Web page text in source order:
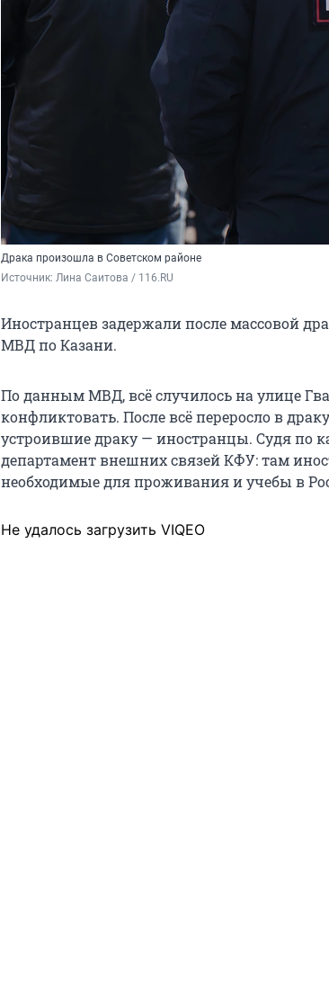
Драка произошла в Советском районе
Источник: Лина Саитова / 116.RU
Иностранцев задержали после массовой
МВД по Казани.
По данным МВД, всё случилось на улице
конфликтовать. После всё переросло в
устроившие драку — иностранцы. Судя по
департамент внешних связей КФУ: там
необходимые для проживания и учебы в
Не удалось загрузить VIQEO